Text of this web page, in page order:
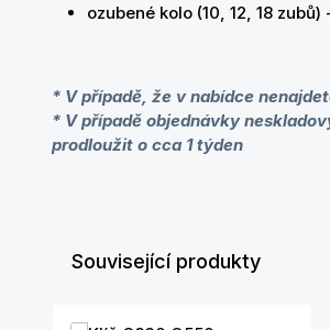
ozubené kolo (10, 12, 18
* V případě, že v nabídce
* V případě objednávky
prodloužit o cca 1 týden
Související produkty